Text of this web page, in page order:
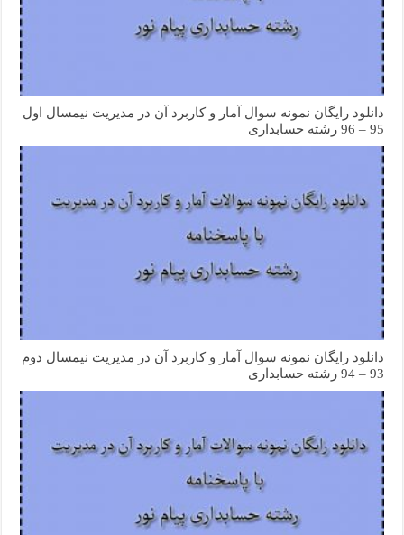
دانلود رایگان نمونه سوال آمار و کاربرد آن در مدیریت نیمسال اول
95 – 96 رشته حسابداری
دانلود رایگان نمونه سوال آمار و کاربرد آن در مدیریت نیمسال دوم
93 – 94 رشته حسابداری